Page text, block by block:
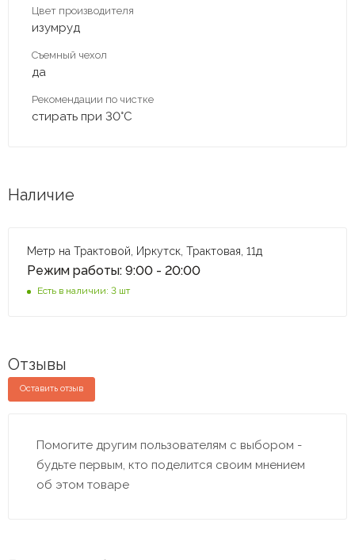
Цвет производителя
изумруд
Съемный чехол
да
Рекомендации по чистке
стирать при 30°C
Наличие
Метр на Трактовой, Иркутск, Трактовая, 11д
Режим работы: 9:00 - 20:00
Есть в наличии: 3 шт
Отзывы
Оставить отзыв
Помогите другим пользователям с выбором -
будьте первым, кто поделится своим мнением
об этом товаре